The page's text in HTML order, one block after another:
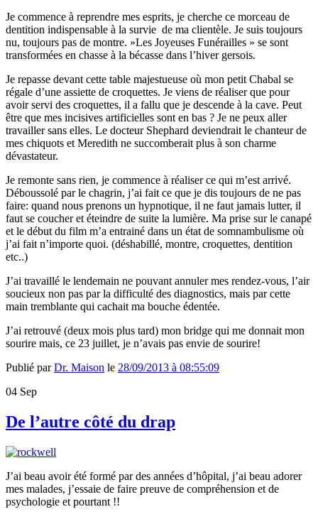
Je commence à reprendre mes esprits, je cherche ce morceau de
dentition indispensable à la survie de ma clientèle. Je suis toujours
nu, toujours pas de montre. »Les Joyeuses Funérailles » se sont
transformées en chasse à la bécasse dans l’hiver gersois.
Je repasse devant cette table majestueuse où mon petit Chabal se
régale d’une assiette de croquettes. Je viens de réaliser que pour
avoir servi des croquettes, il a fallu que je descende à la cave. Peut
être que mes incisives artificielles sont en bas ? Je ne peux aller
travailler sans elles. Le docteur Shephard deviendrait le chanteur de
mes chiquots et Meredith ne succomberait plus à son charme
dévastateur.
Je remonte sans rien, je commence à réaliser ce qui m’est arrivé.
Déboussolé par le chagrin, j’ai fait ce que je dis toujours de ne pas
faire: quand nous prenons un hypnotique, il ne faut jamais lutter, il
faut se coucher et éteindre de suite la lumière. Ma prise sur le canapé
et le début du film m’a entrainé dans un état de somnambulisme où
j’ai fait n’importe quoi. (déshabillé, montre, croquettes, dentition
etc..)
J’ai travaillé le lendemain ne pouvant annuler mes rendez-vous, l’air
soucieux non pas par la difficulté des diagnostics, mais par cette
main tremblante qui cachait ma bouche édentée.
J’ai retrouvé (deux mois plus tard) mon bridge qui me donnait mon
sourire mais, ce 23 juillet, je n’avais pas envie de sourire!
Publié parDr. Maison le 28/09/2013 à 08:55:09
04 Sep
De l’autre côté du drap
J’ai beau avoir été formé par des années d’hôpital, j’ai beau adorer
mes malades, j’essaie de faire preuve de compréhension et de
psychologie et pourtant !!